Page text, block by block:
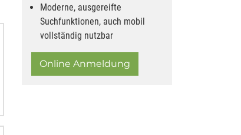
Moderne, ausgereifte
Suchfunktionen, auch mobil
vollständig nutzbar
Online Anmeldung